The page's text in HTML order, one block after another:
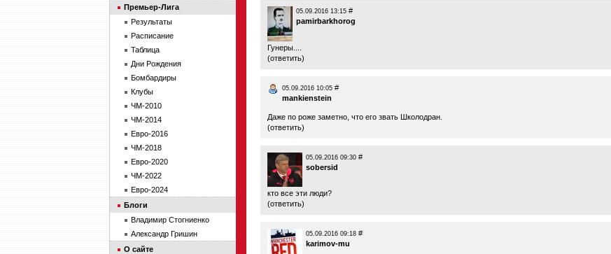
05.09.2016 13:15 #
pamirbarkhorog
Гунеры....
(ответить)
05.09.2016 10:05 #
mankienstein
Даже по роже заметно, что его звать Школодран.
(ответить)
05.09.2016 09:30 #
sobersid
кто все эти люди?
(ответить)
05.09.2016 09:18 #
karimov-mu
Премьер-Лига
Результаты
Расписание
Таблица
Дни Рождения
Бомбардиры
Клубы
ЧМ-2010
ЧМ-2014
Евро-2016
ЧМ-2018
Евро-2020
ЧМ-2022
Евро-2024
Блоги
Владимир Стогниенко
Александр Гришин
О сайте